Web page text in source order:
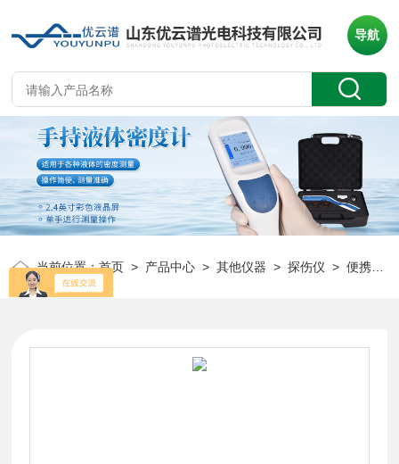
导航
当前位置：首页 > 产品中心 >其他仪器 >探伤仪 > 便携式数字超声波探伤仪